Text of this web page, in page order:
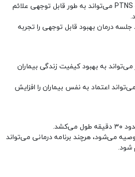
- مطالعات نشان داده‌اند که PTNS می‌تواند به طور قابل توجهی علائم
درمان بهبود قابل توجهی را تجربه
به بهبود کیفیت زندگی بیماران
اعتماد به نفس بیماران را افزایش
توصیه می‌شود، هرچند برنامه درمانی می‌تواند
شود.